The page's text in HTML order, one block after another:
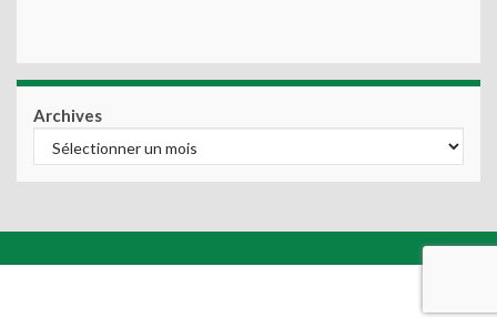
Archives